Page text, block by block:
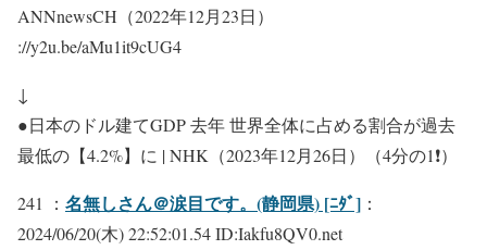
ANNnewsCH（2022年12月23日）
://y2u.be/aMu1it9cUG4
↓
●日本のドル建てGDP 去年 世界全体に占める割合が過去
最低の【4.2%】に | NHK（2023年12月26日）（4分の1❗）
241 ： 名無しさん＠涙目です。(静岡県) [ﾆﾀﾞ] ：
2024/06/20(木) 22:52:01.54 ID:Iakfu8QV0.net